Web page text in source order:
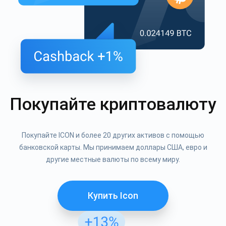
Покупайте криптовалюту
Покупайте ICON и более 20 других активов с помощью
банковской карты. Мы принимаем доллары США, евро и
другие местные валюты по всему миру.
Купить Icon